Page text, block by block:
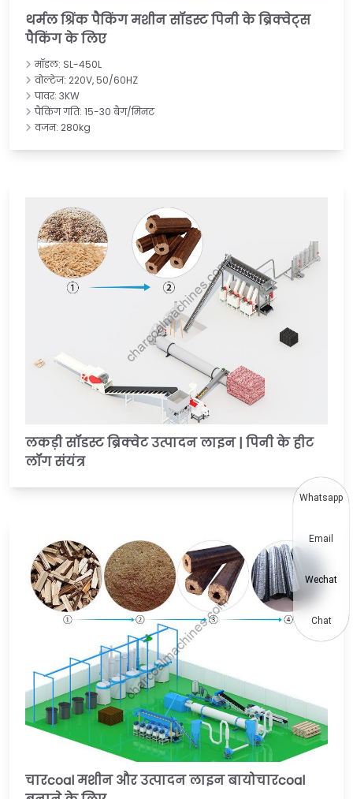
थर्मल श्रिंक पैकिंग मशीन सॉडस्ट पिनी के ब्रिक्वेट्स
पैकिंग के लिए
मॉडल: SL-450L
वोल्टेज: 220V, 50/60HZ
पावर: 3KW
पैकिंग गति: 15-30 बैग/मिनट
वजन: 280kg
लकड़ी सॉडस्ट ब्रिक्वेट उत्पादन लाइन | पिनी के हीट
लॉग संयंत्र
चारcoal मशीन और उत्पादन लाइन बायोचारcoal
Whatsapp
Email
Wechat
Chat